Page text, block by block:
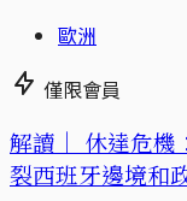
歐洲
僅限會員
解讀｜ 休達危機
裂西班牙邊境和